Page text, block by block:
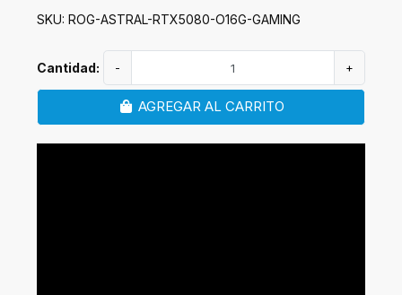
SKU: ROG-ASTRAL-RTX5080-O16G-GAMING
Cantidad: - +
AGREGAR AL CARRITO